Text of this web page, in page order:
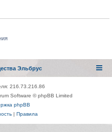
Эльбрус
216.73.216.86
Software © phpBB Limited
phpBB
| Правила